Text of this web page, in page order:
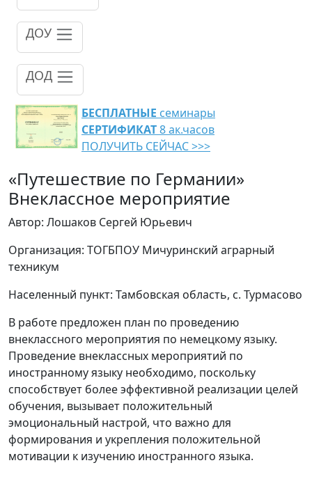
ДОУ
ДОД
БЕСПЛАТНЫЕ семинары
СЕРТИФИКАТ8 ак.часов
ПОЛУЧИТЬ СЕЙЧАС >>>
«Путешествие по Германии»
Внеклассное мероприятие
Автор: Лошаков Сергей Юрьевич
Организация: ТОГБПОУ Мичуринский аграрный
техникум
Населенный пункт: Тамбовская область, с. Турмасово
В работе предложен план по проведению
внеклассного мероприятия по немецкому языку.
Проведение внеклассных мероприятий по
иностранному языку необходимо, поскольку
способствует более эффективной реализации целей
обучения, вызывает положительный
эмоциональный настрой, что важно для
формирования и укрепления положительной
мотивации к изучению иностранного языка.